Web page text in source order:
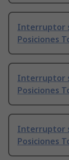
Interruptor
Posiciones
Interruptor
Posiciones
Interruptor
Posiciones